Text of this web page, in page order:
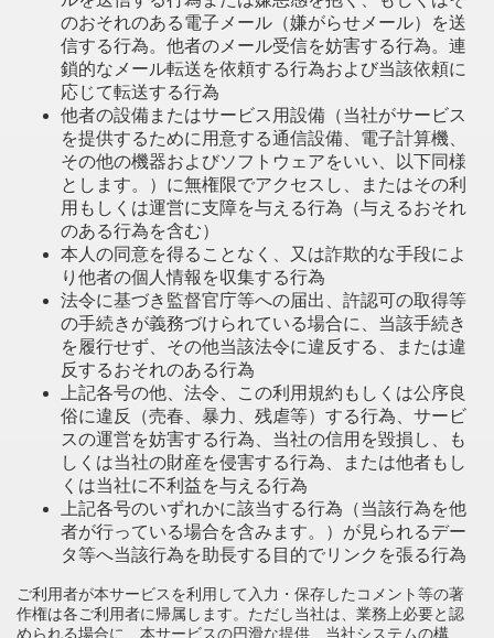
のおそれのある電子メール（嫌がらせメール）を送
信する行為。他者のメール受信を妨害する行為。連
鎖的なメール転送を依頼する行為および当該依頼に
応じて転送する行為
他者の設備またはサービス用設備（当社がサービス
を提供するために用意する通信設備、電子計算機、
その他の機器およびソフトウェアをいい、以下同様
とします。）に無権限でアクセスし、またはその利
用もしくは運営に支障を与える行為（与えるおそれ
のある行為を含む）
本人の同意を得ることなく、又は詐欺的な手段によ
り他者の個人情報を収集する行為
法令に基づき監督官庁等への届出、許認可の取得等
の手続きが義務づけられている場合に、当該手続き
を履行せず、その他当該法令に違反する、または違
反するおそれのある行為
上記各号の他、法令、この利用規約もしくは公序良
俗に違反（売春、暴力、残虐等）する行為、サービ
スの運営を妨害する行為、当社の信用を毀損し、も
しくは当社の財産を侵害する行為、または他者もし
くは当社に不利益を与える行為
上記各号のいずれかに該当する行為（当該行為を他
者が行っている場合を含みます。）が見られるデー
タ等へ当該行為を助長する目的でリンクを張る行為
ご利用者が本サービスを利用して入力・保存したコメント等の著
作権は各ご利用者に帰属します。ただし当社は、業務上必要と認
められる場合に、本サービスの円滑な提供、当社システムの構